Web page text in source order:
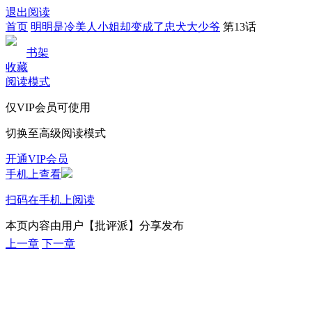
退出阅读
首页 明明是冷美人小姐却变成了忠犬大少爷 第13话
书架
收藏
阅读模式
仅VIP会员可使用
切换至高级阅读模式
开通VIP会员
手机上查看
扫码在手机上阅读
本页内容由用户【批评派】分享发布
上一章 下一章